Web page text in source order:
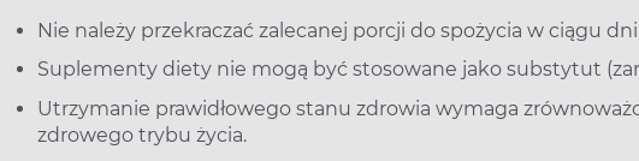
Nie należy przekraczać zalecanej porcji do spożycia w ciągu
Suplementy diety nie mogą być stosowane jako substytut
Utrzymanie prawidłowego stanu zdrowia wymaga
zdrowego trybu życia.